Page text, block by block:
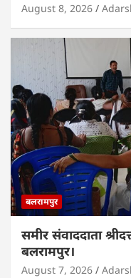
August 8, 2026
बलरामपुर
समीर संवाददाता
बलरामपुर।
August 7, 2026